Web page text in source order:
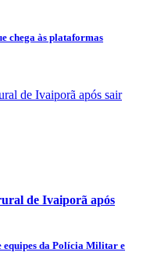
chega às plataformas
de Ivaiporã após
equipes da Polícia Militar e